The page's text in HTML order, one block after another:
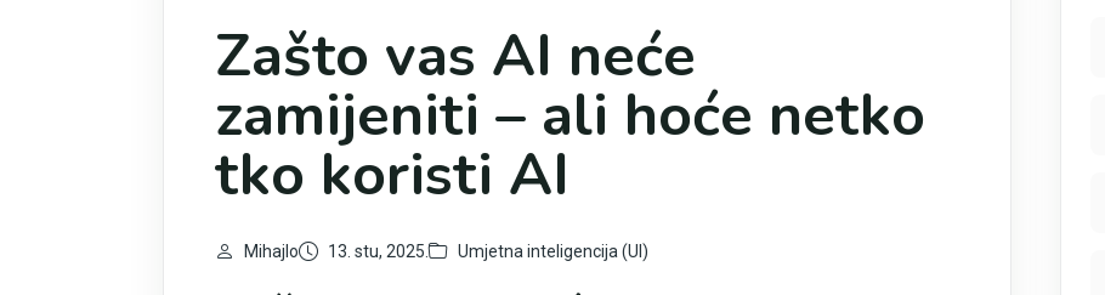
Zašto vas AI neće
zamijeniti – ali hoće netko
tko koristi AI
Mihajlo 13. stu, 2025. Umjetna inteligencija (UI)